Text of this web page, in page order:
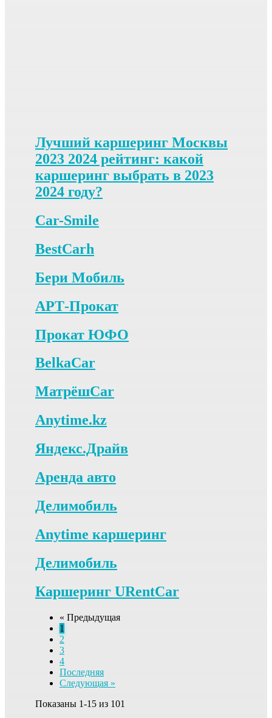
Лучший каршеринг Москвы
2023 2024 рейтинг: какой
каршеринг выбрать в 2023
2024 году?
Car-Smile
BestCarh
Бери Мобиль
АРТ-Прокат
Прокат ЮФО
BelkaCar
МатрёшCar
Anytime.kz
Яндекс.Драйв
Аренда авто
Делимобиль
Anytime каршеринг
Делимобиль
Каршеринг URentCar
« Предыдущая
1
2
3
4
Последняя
Следующая »
Показаны 1-15 из 101